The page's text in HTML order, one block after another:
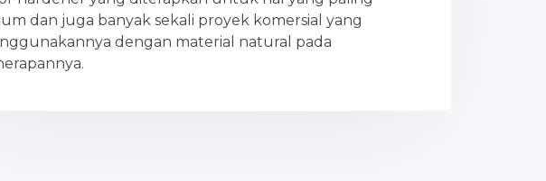
dan juga banyak sekali proyek komersial yang
dengan material natural pada